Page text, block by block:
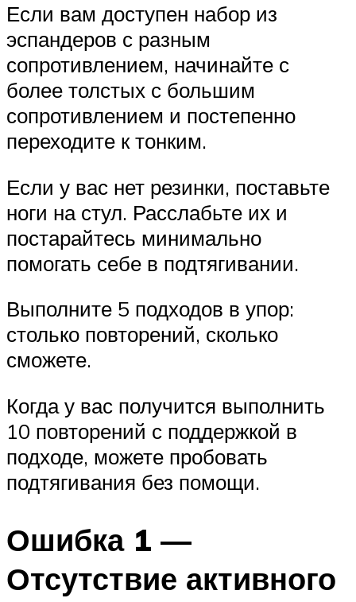
Если вам доступен набор из
эспандеров с разным
сопротивлением, начинайте с
более толстых с большим
сопротивлением и постепенно
переходите к тонким.
Если у вас нет резинки, поставьте
ноги на стул. Расслабьте их и
постарайтесь минимально
помогать себе в подтягивании.
Выполните 5 подходов в упор:
столько повторений, сколько
сможете.
Когда у вас получится выполнить
10 повторений с поддержкой в
подходе, можете пробовать
подтягивания без помощи.
Ошибка 1 —
Отсутствие активного